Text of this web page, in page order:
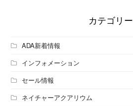
カテゴリー
ADA新着情報
インフォメーション
セール情報
ネイチャーアクアリウム